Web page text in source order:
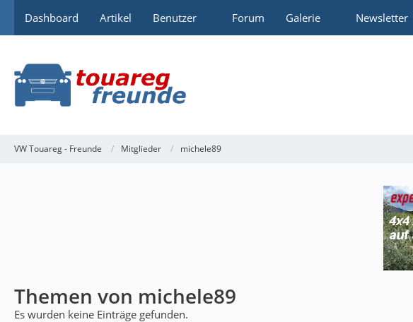
Dashboard Artikel Benutzer Forum Galerie Newsletter
VW Touareg - Freunde Mitglieder michele89
Themen von michele89
Es wurden keine Einträge gefunden.